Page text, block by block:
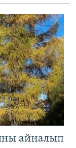
айналып